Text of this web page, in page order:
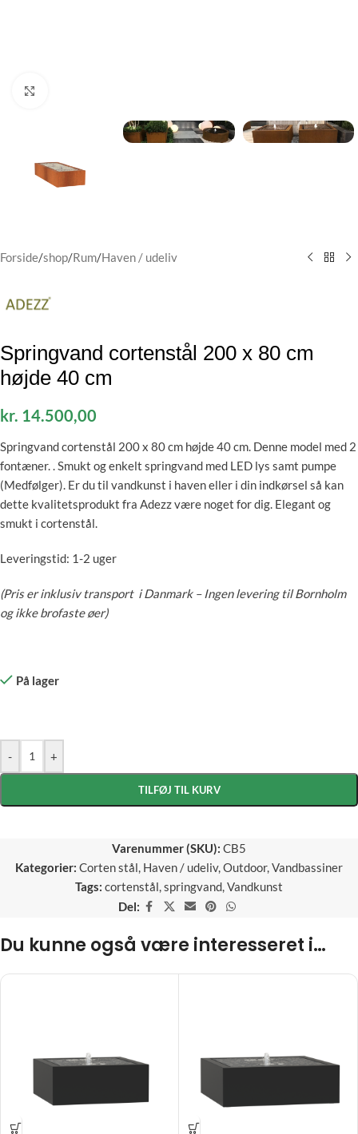
Forside/shop/Rum/Haven / udeliv
Springvand cortenstål 200 x 80 cm
højde 40 cm
kr. 14.500,00
Springvand cortenstål 200 x 80 cm højde 40 cm. Denne model med 2
fontæner. . Smukt og enkelt springvand med LED lys samt pumpe
(Medfølger). Er du til vandkunst i haven eller i din indkørsel så kan
dette kvalitetsprodukt fra Adezz være noget for dig. Elegant og
smukt i cortenstål.
Leveringstid: 1-2 uger
(Pris er inklusiv transport i Danmark – Ingen levering til Bornholm
og ikke brofaste øer)
På lager
- +
TILFØJ TIL KURV
Varenummer (SKU): CB5
Kategorier: Corten stål, Haven / udeliv,Outdoor,Vandbassiner
Tags: cortenstål,springvand,Vandkunst
Del:
Du kunne også være interesseret i…